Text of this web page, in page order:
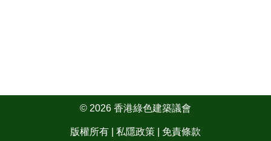
© 2026 香港綠色建築議會
版權所有 | 私隱政策 免責條款